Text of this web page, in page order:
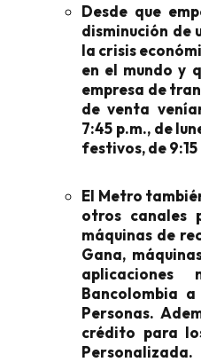
Desde que
disminución de
la crisis
en el mundo y
empresa de
de venta
7:45 p.m., de
festivos, de 9:15
El Metro
otros canales
máquinas de
Gana,
aplicaciones
Bancolombia
Personas.
crédito para
Personalizada.